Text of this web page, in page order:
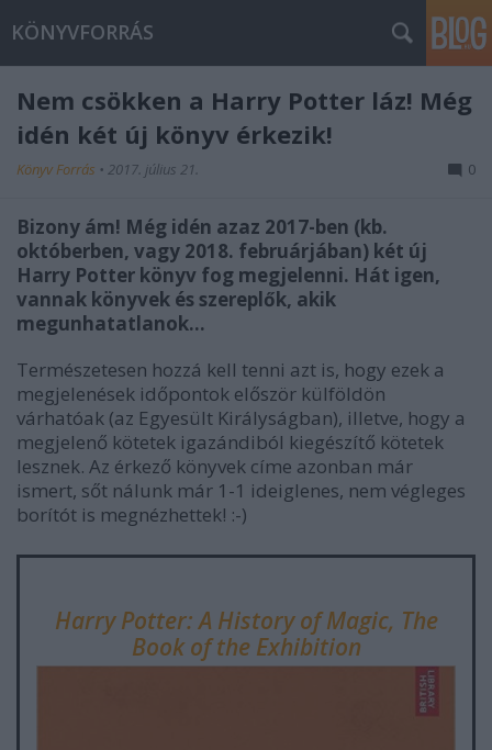
KÖNYVFORRÁS
Nem csökken a Harry Potter láz! Még
idén két új könyv érkezik!
Könyv Forrás • 2017. július 21. 0
Bizony ám! Még idén azaz 2017-ben (kb.
októberben, vagy 2018. februárjában) két új
Harry Potter könyv fog megjelenni. Hát igen,
vannak könyvek és szereplők, akik
megunhatatlanok...
Természetesen hozzá kell tenni azt is, hogy ezek a
megjelenések időpontok először külföldön
várhatóak (az Egyesült Királyságban), illetve, hogy a
megjelenő kötetek igazándiból kiegészítő kötetek
lesznek. Az érkező könyvek címe azonban már
ismert, sőt nálunk már 1-1 ideiglenes, nem végleges
borítót is megnézhettek! :-)
Harry Potter: A History of Magic, The
Book of the Exhibition